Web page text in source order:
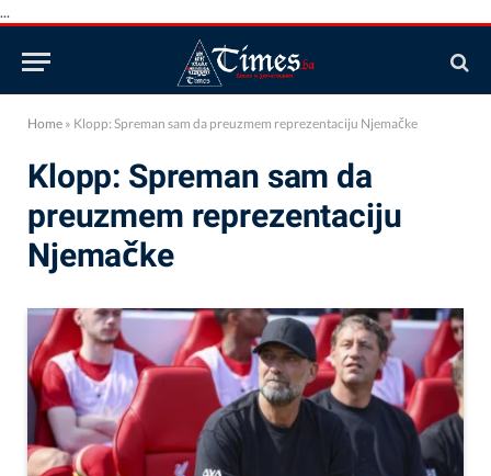
...
Home » Klopp: Spreman sam da preuzmem reprezentaciju Njemačke
Klopp: Spreman sam da
preuzmem reprezentaciju
Njemačke